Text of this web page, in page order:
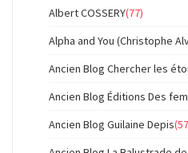
Albert COSSERY(77)
Alpha and You (Christophe
Ancien Blog Chercher les
Ancien Blog Éditions Des
Ancien Blog Guilaine Depis